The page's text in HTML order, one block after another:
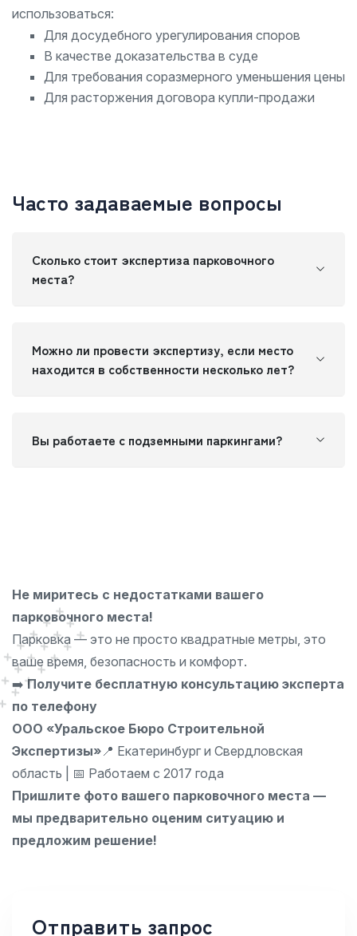
использоваться:
Для досудебного урегулирования споров
В качестве доказательства в суде
Для требования соразмерного уменьшения цены
Для расторжения договора купли-продажи
Часто задаваемые вопросы
Сколько стоит экспертиза парковочного
места?
Можно ли провести экспертизу, если место
находится в собственности несколько лет?
Вы работаете с подземными паркингами?
Не миритесь с недостатками вашего
парковочного места!
Парковка — это не просто квадратные метры, это
ваше время, безопасность и комфорт.
➡️Получите бесплатную консультацию эксперта
по телефону
ООО «Уральское Бюро Строительной
Экспертизы» 📍 Екатеринбург и Свердловская
область | 📅 Работаем с 2017 года
Пришлите фото вашего парковочного места —
мы предварительно оценим ситуацию и
предложим решение!
Отправить запрос